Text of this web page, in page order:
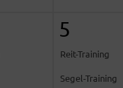
5
Reit-Training
Segel-Training